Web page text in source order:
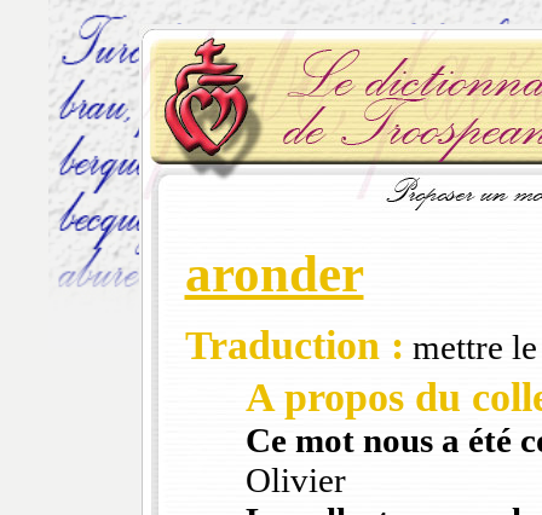
aronder
Traduction : mettre
A propos du
Ce mot nous a été
Olivier